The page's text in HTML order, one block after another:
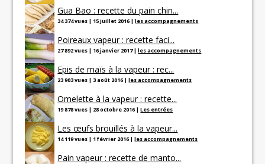
Gua Bao : recette du pain chin...
34 374 vues | 15 juillet 2016 |les accompagnements
Poireaux vapeur : recette faci...
27 892 vues | 16 janvier 2017|les accompagnements
Epis de maïs à la vapeur : rec...
23 903 vues |3 août 2016 |les accompagnements
Omelette à la vapeur : recette...
19 878 vues | 28 octobre 2016 |Les entrées
Les œufs brouillés à la vapeur...
14 119 vues | 1 février 2016 |les accompagnements
Pain vapeur : recette de manto...